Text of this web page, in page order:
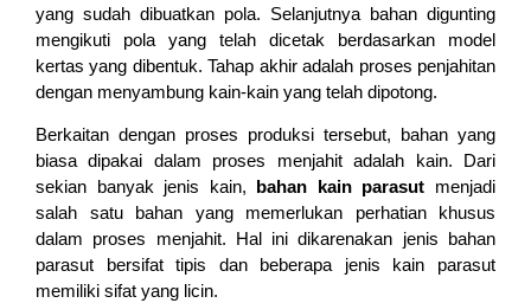
yang sudah dibuatkan pola. Selanjutnya bahan digunting
mengikuti pola yang telah dicetak berdasarkan model
kertas yang dibentuk. Tahap akhir adalah proses penjahitan
dengan menyambung kain-kain yang telah dipotong.
Berkaitan dengan proses produksi tersebut, bahan yang
biasa dipakai dalam proses menjahit adalah kain. Dari
sekian banyak jenis kain,
bahan kain parasut menjadi
salah satu bahan yang memerlukan perhatian khusus
dalam proses menjahit. Hal ini dikarenakan jenis bahan
parasut bersifat tipis dan beberapa jenis kain parasut
memiliki sifat yang licin.